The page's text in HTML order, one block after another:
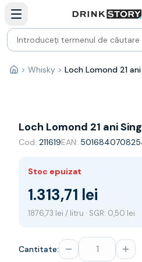
Bauturi fine — selectie
Produse Noi
Cosuri cadou
Pachete & Cadouri
Vin
Franta
Spania
Australia
Germania
Noua Zeelanda
Prosecco
Acasă
> Whisky >
Loch Lomond 21 ani
Cod: 211619EAN:
Stoc epuizat
1.313,71 lei
1876,73 lei / litru · SGR: 0,50 lei
Cantitate: